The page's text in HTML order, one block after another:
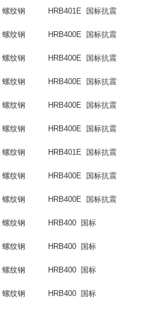
螺纹钢 HRB401E 国标抗震
螺纹钢 HRB400E 国标抗震
螺纹钢 HRB400E 国标抗震
螺纹钢 HRB400E 国标抗震
螺纹钢 HRB400E 国标抗震
螺纹钢 HRB400E 国标抗震
螺纹钢 HRB401E 国标抗震
螺纹钢 HRB400E 国标抗震
螺纹钢 HRB400E 国标抗震
螺纹钢 HRB400 国标
螺纹钢 HRB400 国标
螺纹钢 HRB400 国标
螺纹钢 HRB400 国标